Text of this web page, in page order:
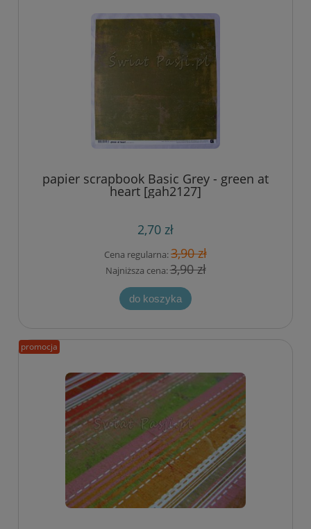
papier scrapbook Basic Grey - green at
heart [gah2127]
2,70 zł
Cena regularna:3,90 zł
Najniższa cena:3,90 zł
do koszyka
promocja